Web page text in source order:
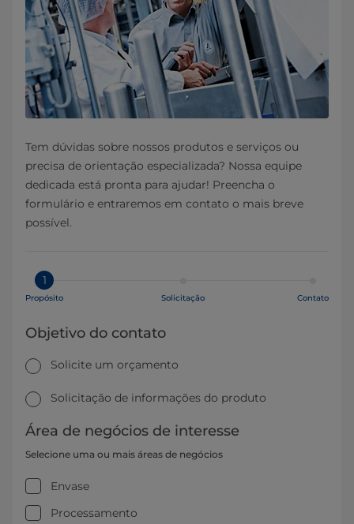
Tem dúvidas sobre nossos produtos e serviços ou
precisa de orientação especializada? Nossa equipe
dedicada está pronta para ajudar! Preencha o
formulário e entraremos em contato o mais breve
possível.
1
Propósito Solicitação Contato
Objetivo do contato
Solicite um orçamento
Solicitação de informações do produto
Área de negócios de interesse
Selecione uma ou mais áreas de negócios
Envase
Processamento